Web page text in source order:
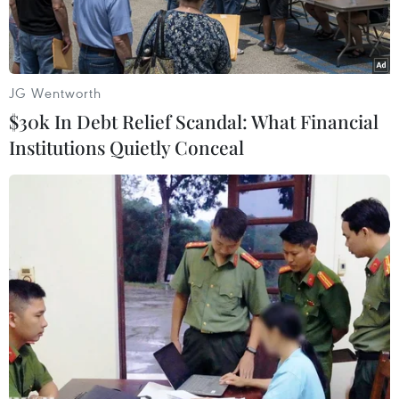
Rượu táo lên men cider. (Nguồn: sunset.com)
"Mang phong cách Mỹ như bánh táo" là cụm từ
dùng để chỉ một thứ gì đó mang đậm chất Mỹ.
Chiếc bánh Cider Cake có thành phần chính là
táo, được thu hái từ những cây trồng do những
người định cư Mỹ mang tới từ lục địa cũ, cả hạt
và cành ghép. Trong dân gian Mỹ vẫn lưu
JG Wentworth
$30k In Debt Relief Scandal: What Financial
Institutions Quietly Conceal